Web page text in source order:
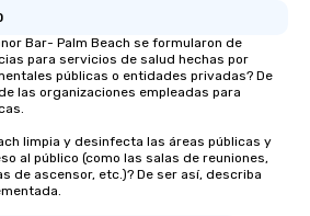
Bar- Palm Beach se formularon de
para servicios de salud hechas por
públicas o entidades privadas? De
las organizaciones empleadas para
limpia y desinfecta las áreas públicas y
al público (como las salas de reuniones,
de ascensor, etc.)? De ser así, describa